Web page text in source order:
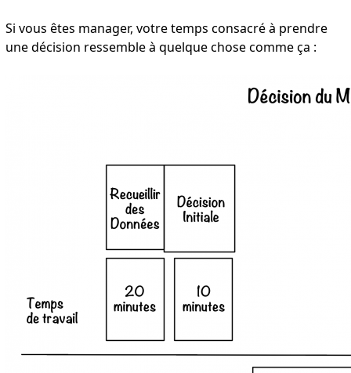
Si vous êtes manager, votre temps consacré à prendre
une décision ressemble à quelque chose comme ça :